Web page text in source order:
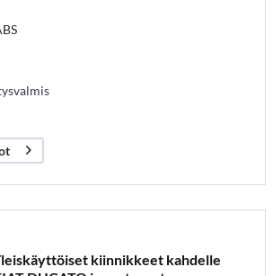
kiinnikkeet kahdelle